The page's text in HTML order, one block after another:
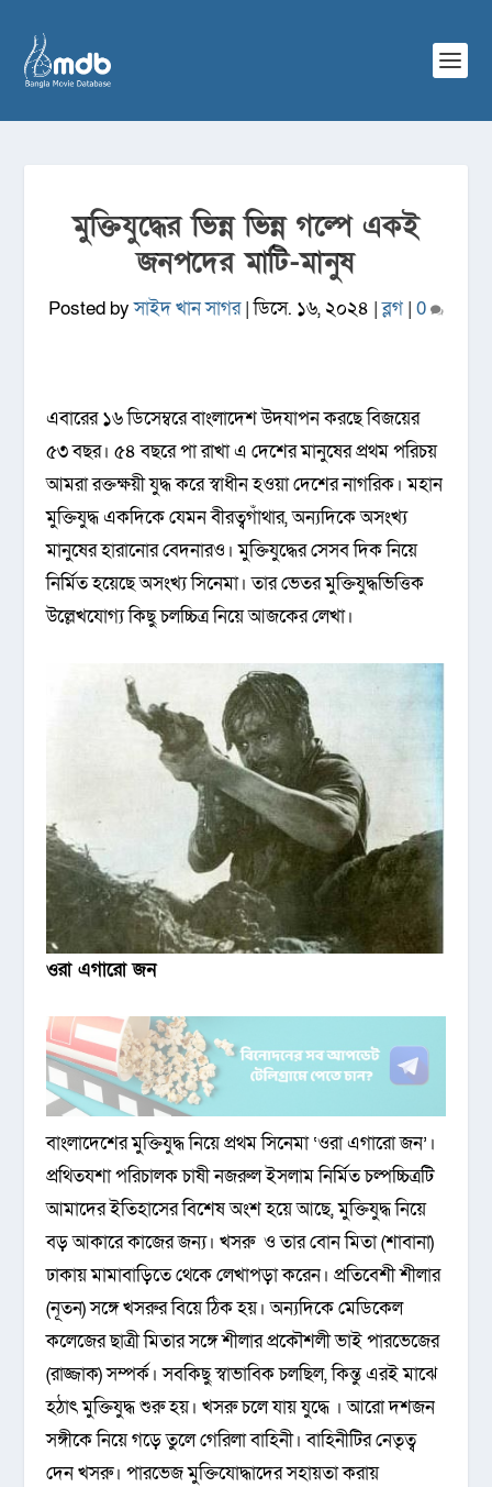
মুক্তিযুদ্ধের ভিন্ন ভিন্ন গল্পে একই
জনপদের মাটি-মানুষ
Posted byসাইদ খান সাগর|ডিসে. ১৬, ২০২৪ |ব্লগ | 0
এবারের ১৬ ডিসেম্বরে বাংলাদেশ উদযাপন করছে বিজয়ের
৫৩ বছর। ৫৪ বছরে পা রাখা এ দেশের মানুষের প্রথম পরিচয়
আমরা রক্তক্ষয়ী যুদ্ধ করে স্বাধীন হওয়া দেশের নাগরিক। মহান
মুক্তিযুদ্ধ একদিকে যেমন বীরত্বগাঁথার, অন্যদিকে অসংখ্য
মানুষের হারানোর বেদনারও। মুক্তিযুদ্ধের সেসব দিক নিয়ে
নির্মিত হয়েছে অসংখ্য সিনেমা। তার ভেতর মুক্তিযুদ্ধভিত্তিক
উল্লেখযোগ্য কিছু চলচ্চিত্র নিয়ে আজকের লেখা।
ওরা এগারো জন
বাংলাদেশের মুক্তিযুদ্ধ নিয়ে প্রথম সিনেমা ‘ওরা এগারো জন’।
প্রথিতযশা পরিচালক চাষী নজরুল ইসলাম নির্মিত চল্পচ্চিত্রটি
আমাদের ইতিহাসের বিশেষ অংশ হয়ে আছে, মুক্তিযুদ্ধ নিয়ে
বড় আকারে কাজের জন্য। খসরু ও তার বোন মিতা (শাবানা)
ঢাকায় মামাবাড়িতে থেকে লেখাপড়া করেন। প্রতিবেশী শীলার
(নূতন) সঙ্গে খসরুর বিয়ে ঠিক হয়। অন্যদিকে মেডিকেল
কলেজের ছাত্রী মিতার সঙ্গে শীলার প্রকৌশলী ভাই পারভেজের
(রাজ্জাক) সম্পর্ক। সবকিছু স্বাভাবিক চলছিল, কিন্তু এরই মাঝে
হঠাৎ মুক্তিযুদ্ধ শুরু হয়। খসরু চলে যায় যুদ্ধে । আরো দশজন
সঙ্গীকে নিয়ে গড়ে তুলে গেরিলা বাহিনী। বাহিনীটির নেতৃত্ব
দেন খসরু। পারভেজ মুক্তিযোদ্ধাদের সহায়তা করায়